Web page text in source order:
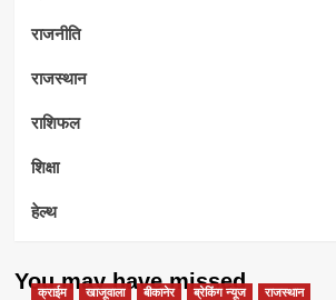
राजनीति
राजस्थान
राशिफल
शिक्षा
हेल्थ
You may have missed
क्राईम खाजूवाला बीकानेर ब्रेकिंग न्यूज राजस्थान